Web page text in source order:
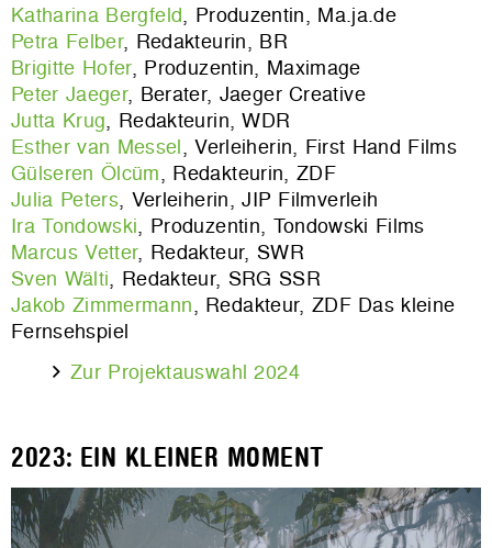
Katharina Bergfeld, Produzentin, Ma.ja.de
Petra Felber, Redakteurin, BR
Brigitte Hofer, Produzentin, Maximage
Peter Jaeger, Berater, Jaeger Creative
Jutta Krug, Redakteurin, WDR
Esther van Messel, Verleiherin, First Hand Films
Gülseren Ölcüm, Redakteurin, ZDF
Julia Peters, Verleiherin, JIP Filmverleih
Ira Tondowski, Produzentin, Tondowski Films
Marcus Vetter, Redakteur, SWR
Sven Wälti, Redakteur, SRG SSR
Jakob Zimmermann, Redakteur, ZDF Das kleine
Fernsehspiel
Zur Projektauswahl 2024
2023: EIN KLEINER MOMENT